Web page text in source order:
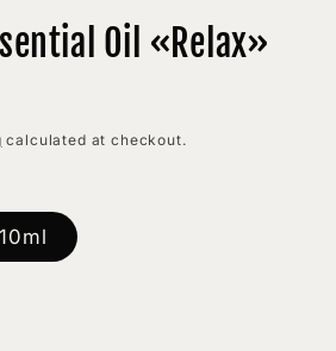
Oil «Relax»
calculated at checkout.